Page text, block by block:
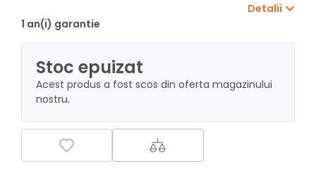
Detalii
1 an(i) garantie
Stoc epuizat
Acest produs a fost scos din oferta magazinului
nostru.